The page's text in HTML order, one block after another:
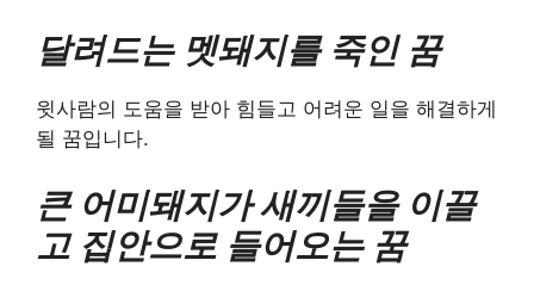
달려드는 멧돼지를 죽인 꿈
윗사람의 도움을 받아 힘들고 어려운 일을 해결하게
될 꿈입니다.
큰 어미돼지가 새끼들을 이끌
고 집안으로 들어오는 꿈